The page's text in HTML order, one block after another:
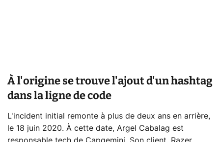
À l'origine se trouve l'ajout d'un hashtag
dans la ligne de code
L'incident initial remonte à plus de deux ans en arrière,
le 18 juin 2020. À cette date, Argel Cabalag est